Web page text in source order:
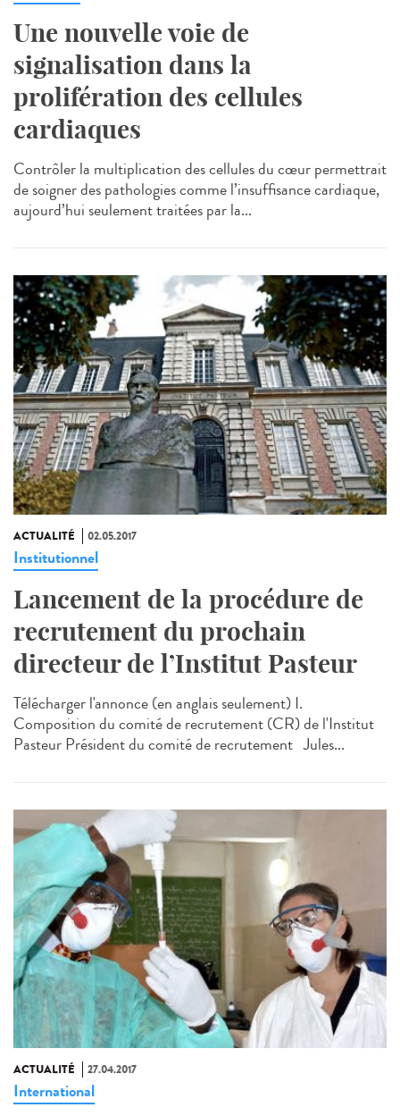
Une nouvelle voie de
signalisation dans la
prolifération des cellules
cardiaques
Contrôler la multiplication des cellules du cœur permettrait
de soigner des pathologies comme l’insuffisance cardiaque,
aujourd’hui seulement traitées par la...
ACTUALITÉ 02.05.2017
Institutionnel
Lancement de la procédure de
recrutement du prochain
directeur de l’Institut Pasteur
Télécharger l'annonce (en anglais seulement) I.
Composition du comité de recrutement (CR) de l'Institut
Pasteur Président du comité de recrutement Jules...
ACTUALITÉ 27.04.2017
International